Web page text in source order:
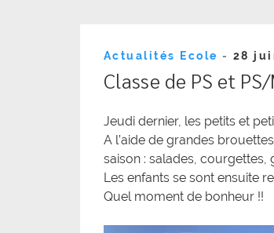
Actualités Ecole - 28
Classe de PS et
Jeudi dernier, les petits et
A l’aide de grandes
saison : salades, courgettes,
Les enfants se sont ensuite
Quel moment de bonheur !!